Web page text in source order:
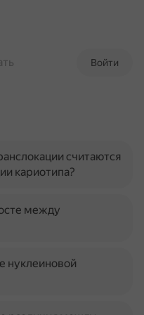
Войти
считаются
кариотипа?
между
нуклеиновой